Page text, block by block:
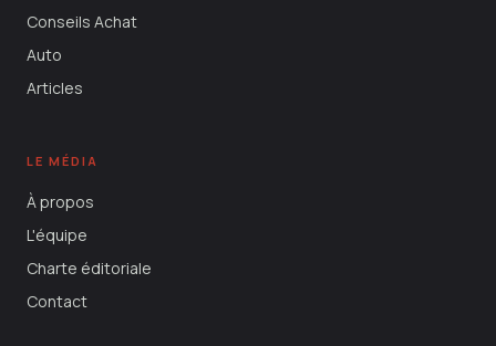
Conseils Achat
Auto
Articles
LE MÉDIA
À propos
L'équipe
Charte éditoriale
Contact